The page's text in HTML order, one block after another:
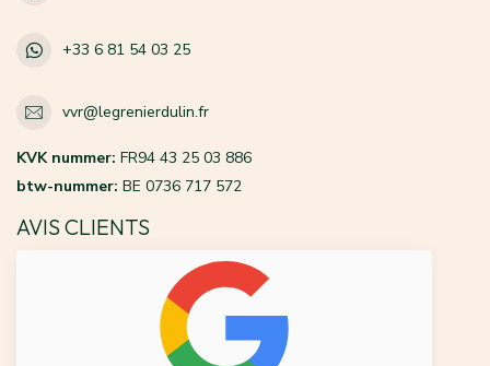
+33 6 81 54 03 25
vvr@legrenierdulin.fr
KVK nummer: FR94 43 25 03 886
btw-nummer: BE 0736 717 572
AVIS CLIENTS